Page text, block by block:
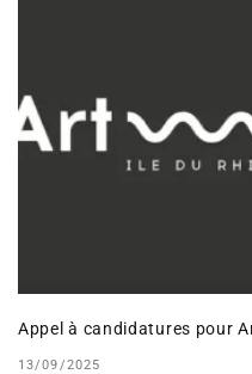
Appel à candidatures pour
13/09/2025